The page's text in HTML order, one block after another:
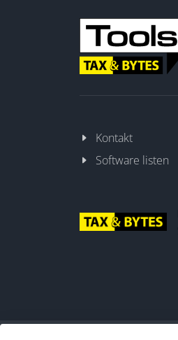
Kontakt
Software listen